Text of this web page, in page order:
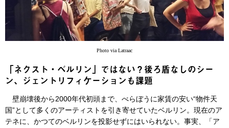
Photo via Latraac
「ネクスト・ベルリン」ではない？後ろ盾なしのシー
ン、ジェントリフィケーションも課題
壁崩壊後から2000年代初頭まで、べらぼうに家賃の安い“物件天
国”として多くのアーティストを引き寄せていたベルリン。現在のア
テネに、かつてのベルリンを投影せずにはいられない。事実、「ア